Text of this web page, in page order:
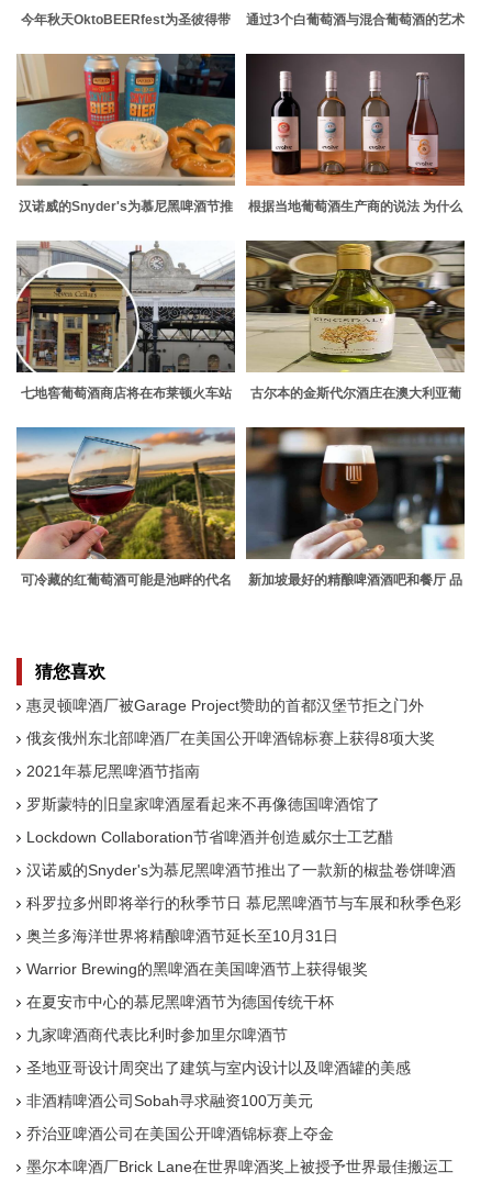
今年秋天OktoBEERfest为圣彼得带
通过3个白葡萄酒与混合葡萄酒的艺术
汉诺威的Snyder's为慕尼黑啤酒节推
根据当地葡萄酒生产商的说法 为什么
不同
七地窖葡萄酒商店将在布莱顿火车站
古尔本的金斯代尔酒庄在澳大利亚葡
可冷藏的红葡萄酒可能是池畔的代名
新加坡最好的精酿啤酒酒吧和餐厅 品
猜您喜欢
惠灵顿啤酒厂被Garage Project赞助的首都汉堡节拒之门外
俄亥俄州东北部啤酒厂在美国公开啤酒锦标赛上获得8项大奖
2021年慕尼黑啤酒节指南
罗斯蒙特的旧皇家啤酒屋看起来不再像德国啤酒馆了
Lockdown Collaboration节省啤酒并创造威尔士工艺醋
汉诺威的Snyder's为慕尼黑啤酒节推出了一款新的椒盐卷饼啤酒
科罗拉多州即将举行的秋季节日 慕尼黑啤酒节与车展和秋季色彩
奥兰多海洋世界将精酿啤酒节延长至10月31日
Warrior Brewing的黑啤酒在美国啤酒节上获得银奖
在夏安市中心的慕尼黑啤酒节为德国传统干杯
九家啤酒商代表比利时参加里尔啤酒节
圣地亚哥设计周突出了建筑与室内设计以及啤酒罐的美感
非酒精啤酒公司Sobah寻求融资100万美元
乔治亚啤酒公司在美国公开啤酒锦标赛上夺金
墨尔本啤酒厂Brick Lane在世界啤酒奖上被授予世界最佳搬运工